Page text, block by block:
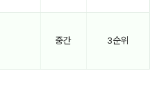
중간 3순위